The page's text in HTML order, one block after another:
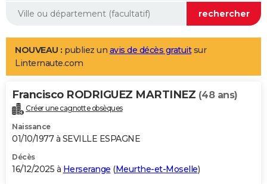
Art de vivre
Bien-être
Loisirs
Mode
Modes de vie
SANTE
Alimentation
Guide de la santé
Maladies
Médicaments
Sommeil
+
Destinations
City break
Voyage nature
Voyage de noces
Forum
Climat
+PHOTO
GUIDES D'ACHAT
BONS PLANS
CARTE DE VOEUX
NOUVEAU : publiez un avis de décès gratuitsur
Linternaute.com
Francisco RODRIGUEZ MARTINEZ (48 ans)
Créer une cagnotte obsèques
Naissance
01/10/1977 à SEVILLE ESPAGNE
Décès
16/12/2025 à Herserange (Meurthe-et-Moselle)